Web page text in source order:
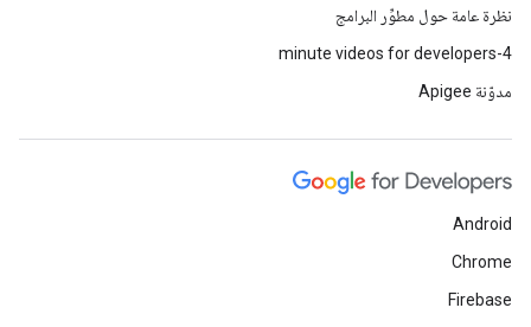
نظرة عامة حول مطوِّر البرامج
4-minute videos for developers
مدوّنة Apigee
Android
Chrome
Firebase